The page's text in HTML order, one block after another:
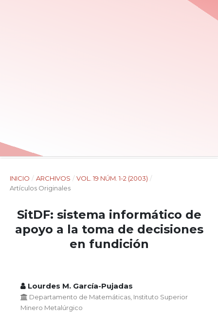
INICIO / ARCHIVOS / VOL. 19 NÚM. 1-2 (2003) /
Artículos Originales
SitDF: sistema informático de
apoyo a la toma de decisiones
en fundición
Lourdes M. García-Pujadas
Departamento de Matemáticas, Instituto Superior
Minero Metalúrgico